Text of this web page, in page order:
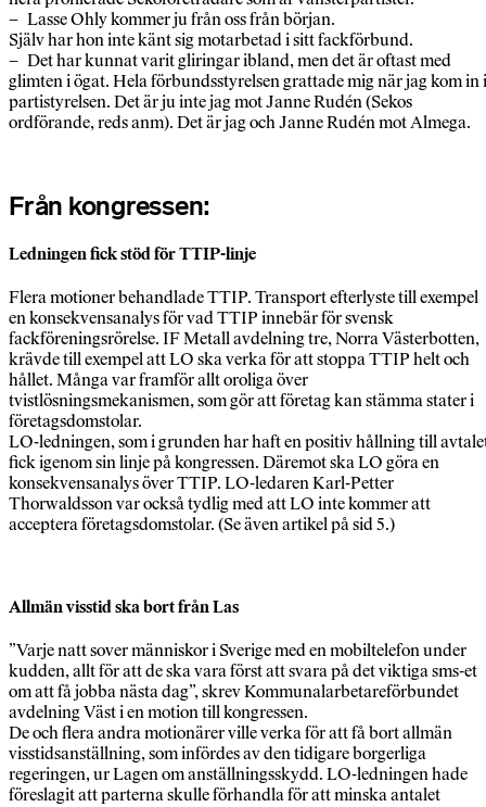
– Lasse Ohly kommer ju från oss från början.
Själv har hon inte känt sig motarbetad i sitt fackförbund.
– Det har kunnat varit gliringar ibland, men det är oftast med
glimten i ögat. Hela förbundsstyrelsen grattade mig när jag kom in i
partistyrelsen. Det är ju inte jag mot Janne Rudén (Sekos
ordförande, reds anm). Det är jag och Janne Rudén mot Almega.
Från kongressen:
Ledningen fick stöd för TTIP-linje
Flera motioner behandlade TTIP. Transport efterlyste till exempel
en konsekvensanalys för vad TTIP innebär för svensk
fackföreningsrörelse. IF Metall avdelning tre, Norra Västerbotten,
krävde till exempel att LO ska verka för att stoppa TTIP helt och
hållet. Många var framför allt oroliga över
tvistlösningsmekanismen, som gör att företag kan stämma stater i
företagsdomstolar.
LO-ledningen, som i grunden har haft en positiv hållning till
fick igenom sin linje på kongressen. Däremot ska LO göra en
konsekvensanalys över TTIP. LO-ledaren Karl-Petter
Thorwaldsson var också tydlig med att LO inte kommer att
acceptera företagsdomstolar. (Se även artikel på sid 5.)
Allmän visstid ska bort från Las
”Varje natt sover människor i Sverige med en mobiltelefon under
kudden, allt för att de ska vara först att svara på det viktiga sms-et
om att få jobba nästa dag”, skrev Kommunalarbetareförbundet
avdelning Väst i en motion till kongressen.
De och flera andra motionärer ville verka för att få bort allmän
visstidsanställning, som infördes av den tidigare borgerliga
regeringen, ur Lagen om anställningsskydd. LO-ledningen hade
föreslagit att parterna skulle förhandla för att minska antalet